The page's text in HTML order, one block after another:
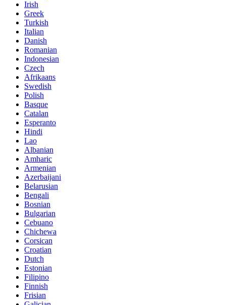
Irish
Greek
Turkish
Italian
Danish
Romanian
Indonesian
Czech
Afrikaans
Swedish
Polish
Basque
Catalan
Esperanto
Hindi
Lao
Albanian
Amharic
Armenian
Azerbaijani
Belarusian
Bengali
Bosnian
Bulgarian
Cebuano
Chichewa
Corsican
Croatian
Dutch
Estonian
Filipino
Finnish
Frisian